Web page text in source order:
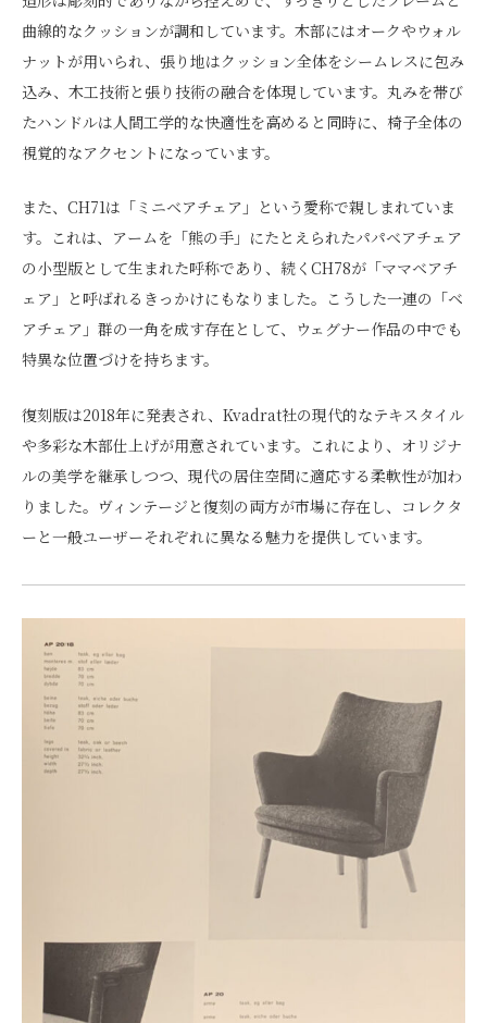
曲線的なクッションが調和しています。木部にはオークやウォル
ナットが用いられ、張り地はクッション全体をシームレスに包み
込み、木工技術と張り技術の融合を体現しています。丸みを帯び
たハンドルは人間工学的な快適性を高めると同時に、椅子全体の
視覚的なアクセントになっています。
また、CH71は「ミニベアチェア」という愛称で親しまれていま
す。これは、アームを「熊の手」にたとえられたパパベアチェア
の小型版として生まれた呼称であり、続くCH78が「ママベアチ
ェア」と呼ばれるきっかけにもなりました。こうした一連の「ベ
アチェア」群の一角を成す存在として、ウェグナー作品の中でも
特異な位置づけを持ちます。
復刻版は2018年に発表され、Kvadrat社の現代的なテキスタイル
や多彩な木部仕上げが用意されています。これにより、オリジナ
ルの美学を継承しつつ、現代の居住空間に適応する柔軟性が加わ
りました。ヴィンテージと復刻の両方が市場に存在し、コレクタ
ーと一般ユーザーそれぞれに異なる魅力を提供しています。